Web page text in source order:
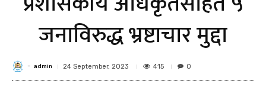
जनाविरुद्ध भ्रष्टाचार मुद्दा
- admin 24 September, 2023 415 0